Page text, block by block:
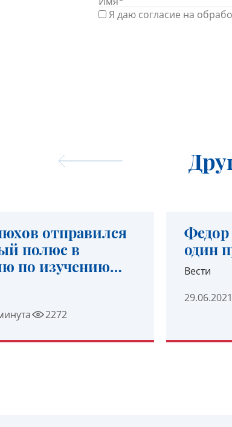
Я даю согласие на
отправился
полюс в
по изучению
2272
ПОДРОБНЕЕ
Федор
один
Вести
29.06.2021